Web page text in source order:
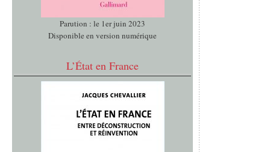
Parution : le 1er juin 2023
Disponible en version numérique
L’État en France